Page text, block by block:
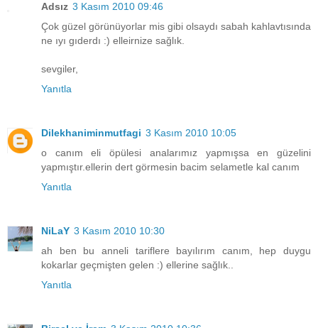
Adsız 3 Kasım 2010 09:46
Çok güzel görünüyorlar mis gibi olsaydı sabah kahlavtısında
ne ıyı gıderdı :) elleirnize sağlık.
sevgiler,
Yanıtla
Dilekhaniminmutfagi 3 Kasım 2010 10:05
o canım eli öpülesi analarımız yapmışsa en güzelini
yapmıştır.ellerin dert görmesin bacim selametle kal canım
Yanıtla
NiLaY 3 Kasım 2010 10:30
ah ben bu anneli tariflere bayılırım canım, hep duygu
kokarlar geçmişten gelen :) ellerine sağlık..
Yanıtla